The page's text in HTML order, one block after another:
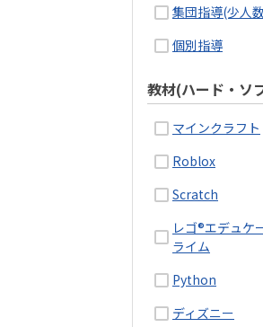
集団指導(少人
個別指導
教材(ハード・ソ
マインクラフト
Roblox
Scratch
レゴ®エデュケ
ライム
Python
ディズニー